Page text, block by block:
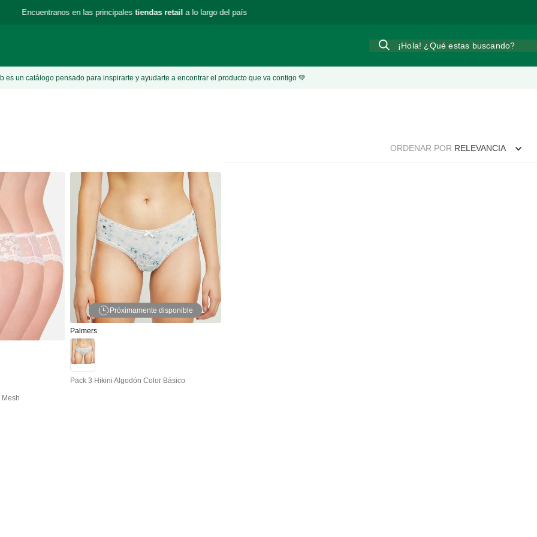
Encuentranos en las principales tiendas retail a lo largo del país
es un catálogo pensado para inspirarte y ayudarte a encontrar el producto que va contigo 💚
ORDENAR POR RELEVANCIA
Mesh
Próximamente disponible
Palmers
Pack 3 Hikini Algodón Color Básico